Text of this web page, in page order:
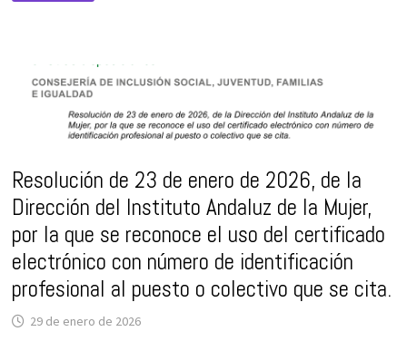
MUTILACIÓN
GENITAL
FEMENINA
Resolución de 23 de enero de 2026, de la
Dirección del Instituto Andaluz de la Mujer,
por la que se reconoce el uso del certificado
electrónico con número de identificación
profesional al puesto o colectivo que se cita.
29 de enero de 2026